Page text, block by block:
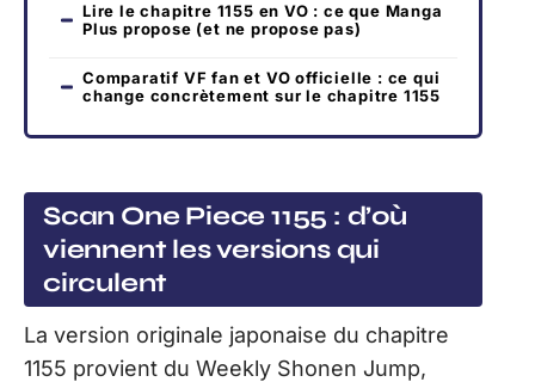
Lire le chapitre 1155 en VO : ce que Manga
Plus propose (et ne propose pas)
Comparatif VF fan et VO officielle : ce qui
change concrètement sur le chapitre 1155
Scan One Piece 1155 : d’où
viennent les versions qui
circulent
La version originale japonaise du chapitre
1155 provient du Weekly Shonen Jump,